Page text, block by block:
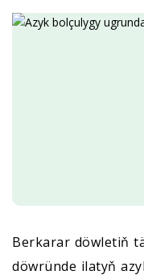
Berkarar döwletiň
döwründe ilatyň